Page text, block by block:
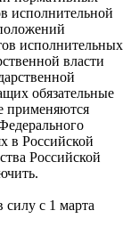
исполнительной
исполнительных
власти
обязательные
применяются
в Российской
Российской
силу с 1 марта